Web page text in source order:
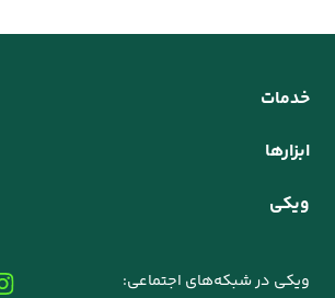
خدمات
ابزارها
ویکی
ویکی در شبکه‌های اجتماعی: